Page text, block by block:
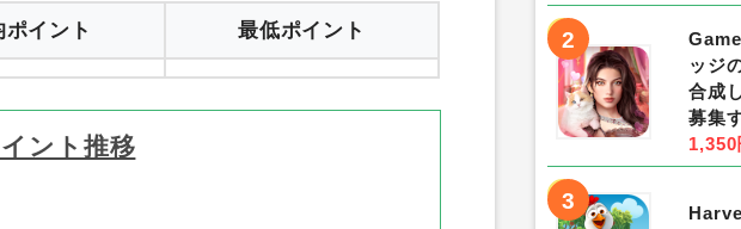
ステージ21のレベル1到達）Android
均ポイントを紹介します。
ポイント
2
ッジ
合成
募集
1,350
3